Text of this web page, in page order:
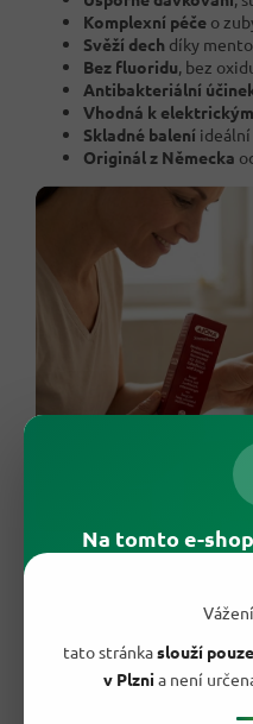
Na tomto e-
tato stránkaslouží
v Plznia není
Komplexní péče o
Svěží dech díky
Bez fluoridu, bez
Antibakteriální
Vhodná k
Skladné balení ideální
Originál z Německa
bylinné
eukalyptol
, tymol menthol
příjemným pocitem v
konzistence se snadno
šetrně čistí